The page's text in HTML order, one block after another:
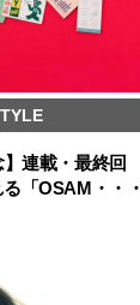
】連載・最終回
「OSAM・・・